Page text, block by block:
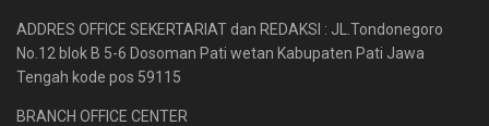
ADDRES OFFICE SEKERTARIAT dan REDAKSI : JL.Tondonegoro
No.12 blok B 5-6 Dosoman Pati wetan Kabupaten Pati Jawa
Tengah kode pos 59115
BRANCH OFFICE CENTER